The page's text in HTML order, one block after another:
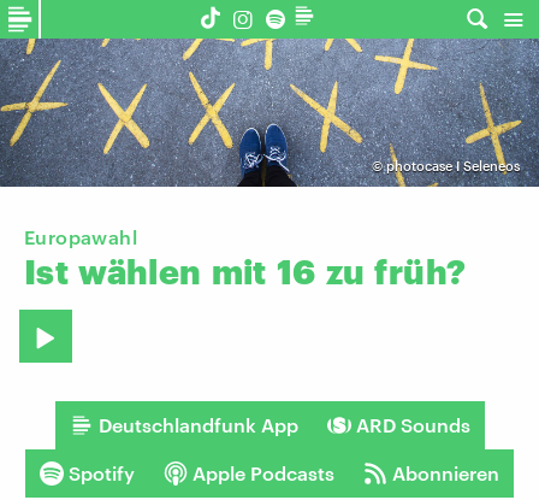
©photocase I Seleneos
Europawahl
Ist wählen mit 16 zu früh?
Deutschlandfunk App ARD Sounds
Spotify Apple Podcasts Abonnieren